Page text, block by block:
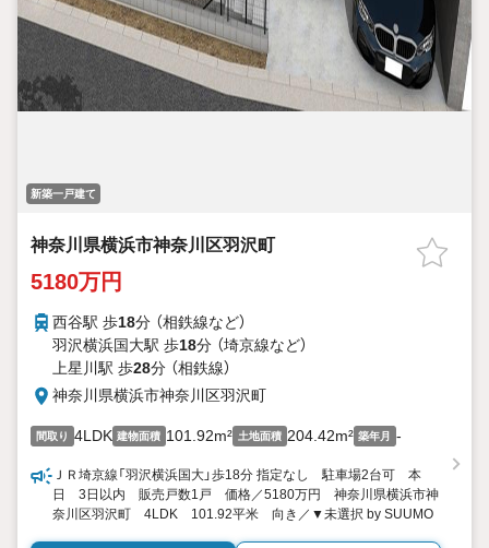
新築一戸建て
神奈川県横浜市神奈川区羽沢町
5180万円
西谷駅 歩18分 （相鉄線など）
羽沢横浜国大駅 歩18分 （埼京線など）
上星川駅 歩28分 （相鉄線）
神奈川県横浜市神奈川区羽沢町
間取り 4LDK 建物面積 101.92m² 土地面積 204.42m² 築年月 -
ＪＲ埼京線「羽沢横浜国大」歩18分 指定なし 駐車場2台可 本
日 3日以内 販売戸数1戸 価格／5180万円 神奈川県横浜市神
奈川区羽沢町 4LDK 101.92平米 向き／▼未選択 by SUUMO